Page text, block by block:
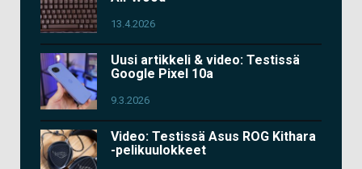
13.4.2026
Uusi artikkeli & video: Testissä
Google Pixel 10a
9.3.2026
Video: Testissä Asus ROG Kithara
-pelikuulokkeet